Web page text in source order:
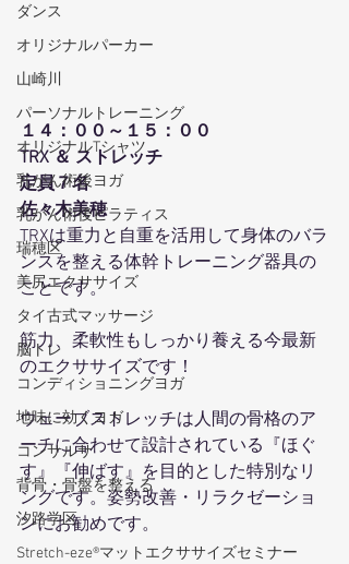
ダンス
オリジナルパーカー
山崎川
パーソナルトレーニング
オリジナルTシャツ
乳がん術後ヨガ
乳がん術後ピラティス
瑞穂区
美尻エクササイズ
タイ古式マッサージ
脳トレ
コンディショニングヨガ
地味に効くヨガ
コンサルサ
背骨・骨盤を整える
汐路学区
Stretch-eze®マットエクササイズセミナー
１４：００～１５：００
TRX ＆ ストレッチ
定員７名
佐々木美穂
TRXは重力と自重を活用して身体のバラ
ンスを整える体幹トレーニング器具の
ことです。
筋力、柔軟性もしっかり養える今最新
のエクササイズです！
ウェーブストレッチは人間の骨格のア
ーチに合わせて設計されている『ほぐ
す』『伸ばす』を目的とした特別なリ
ングです。姿勢改善・リラクゼーショ
ンにお勧めです。